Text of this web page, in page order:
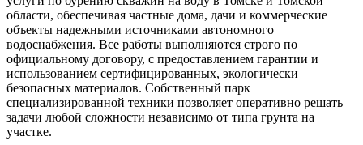
области, обеспечивая частные дома, дачи и коммерческие
объекты надежными источниками автономного
водоснабжения. Все работы выполняются строго по
официальному договору, с предоставлением гарантии и
использованием сертифицированных, экологически
безопасных материалов. Собственный парк
специализированной техники позволяет оперативно решать
задачи любой сложности независимо от типа грунта на
участке.